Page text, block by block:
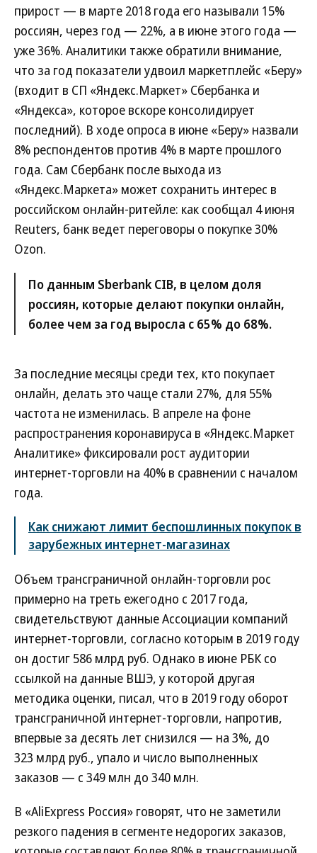
прирост — в марте 2018 года его называли 15%
россиян, через год — 22%, а в июне этого года —
уже 36%. Аналитики также обратили внимание,
что за год показатели удвоил маркетплейс «Беру»
(входит в СП «Яндекс.Маркет» Сбербанка и
«Яндекса», которое вскоре консолидирует
последний). В ходе опроса в июне «Беру» назвали
8% респондентов против 4% в марте прошлого
года. Сам Сбербанк после выхода из
«Яндекс.Маркета» может сохранить интерес в
российском онлайн-ритейле: как сообщал 4 июня
Reuters, банк ведет переговоры о покупке 30%
Ozon.
По данным Sberbank CIB, в целом доля
россиян, которые делают покупки онлайн,
более чем за год выросла с 65% до 68%.
За последние месяцы среди тех, кто покупает
онлайн, делать это чаще стали 27%, для 55%
частота не изменилась. В апреле на фоне
распространения коронавируса в «Яндекс.Маркет
Аналитике» фиксировали рост аудитории
интернет-торговли на 40% в сравнении с началом
года.
Как снижают лимит беспошлинных покупок в
зарубежных интернет-магазинах
Объем трансграничной онлайн-торговли рос
примерно на треть ежегодно с 2017 года,
свидетельствуют данные Ассоциации компаний
интернет-торговли, согласно которым в 2019 году
он достиг 586 млрд руб. Однако в июне РБК со
ссылкой на данные ВШЭ, у которой другая
методика оценки, писал, что в 2019 году оборот
трансграничной интернет-торговли, напротив,
впервые за десять лет снизился — на 3%, до
323 млрд руб., упало и число выполненных
заказов — с 349 млн до 340 млн.
В «AliExpress Россия» говорят, что не заметили
резкого падения в сегменте недорогих заказов,